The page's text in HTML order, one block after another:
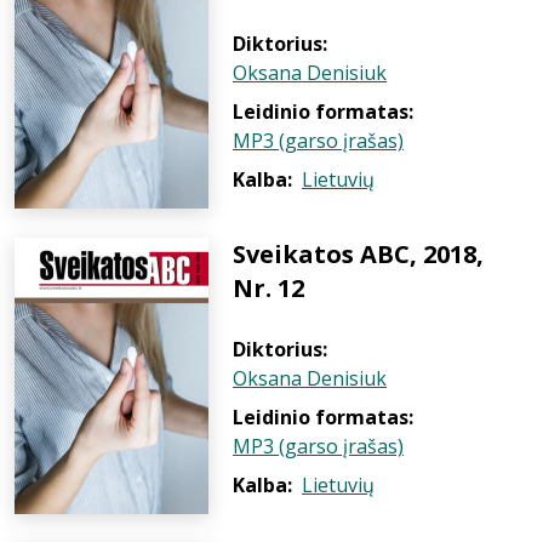
Diktorius:
Oksana Denisiuk
Leidinio formatas:
MP3 (garso įrašas)
Kalba: Lietuvių
Sveikatos ABC, 2018,
Nr. 12
Diktorius:
Oksana Denisiuk
Leidinio formatas:
MP3 (garso įrašas)
Kalba: Lietuvių